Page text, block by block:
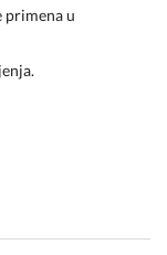
primena u